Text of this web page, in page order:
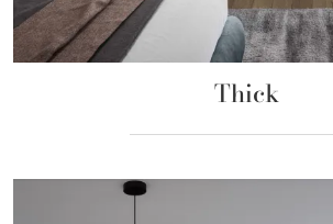
Thick